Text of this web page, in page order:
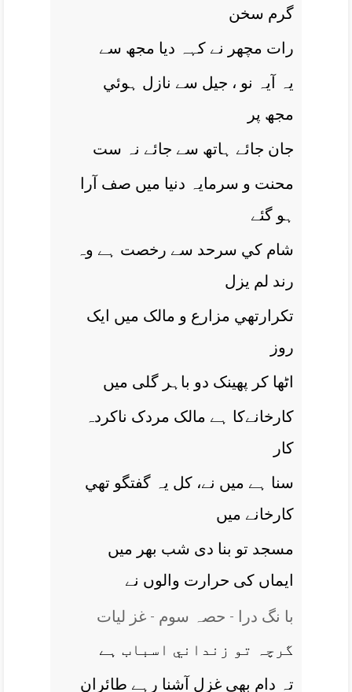
گرم سخن
رات مچھر نے کہہ ديا مجھ سے
يہ آيہ نو ، جيل سے نازل ہوئي
مجھ پر
جان جائے ہاتھ سے جائے نہ ست
محنت و سرمايہ دنيا ميں صف آرا
ہو گئے
شام کي سرحد سے رخصت ہے وہ
رند لم يزل
تکرارتھي مزارع و مالک ميں ايک
روز
اٹھا کر پھينک دو باہر گلی ميں
کارخانےکا ہے مالک مردک ناکردہ
کار
سنا ہے ميں نے، کل يہ گفتگو تھي
کارخانے ميں
مسجد تو بنا دی شب بھر ميں
ايماں کی حرارت والوں نے
با نگ درا - حصہ سوم - غز ليات
گرچہ تو زنداني اسباب ہے
تہ دام بھي غزل آشنا رہے طائران